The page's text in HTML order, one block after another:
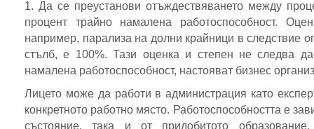
1. Да се преустанови отъждествяването между
процент трайно намалена работоспособност.
например, парализа на долни крайници в следствие
стълб, е 100%. Тази оценка и степен не следва
намалена работоспособност, настояват бизнес
Лицето може да работи в администрация като
конкретното работно място. Работоспособността е
състояние, така и от придобитото